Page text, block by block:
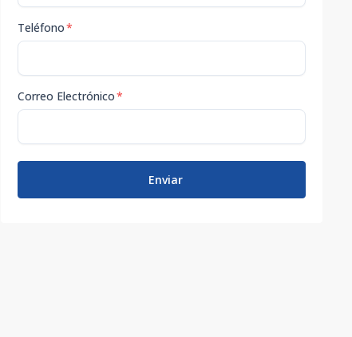
Teléfono*
Correo Electrónico*
Enviar